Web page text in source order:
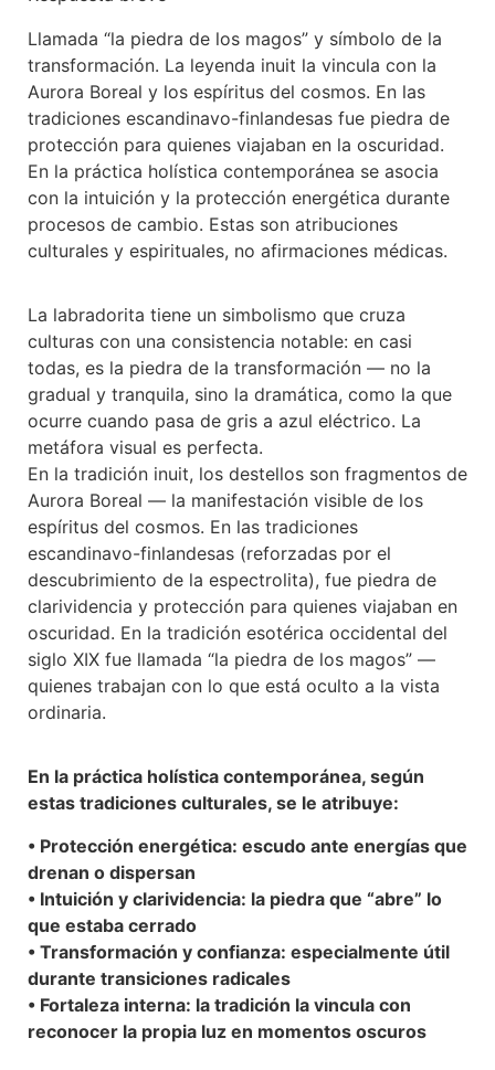
Llamada “la piedra de los magos” y símbolo de la
transformación. La leyenda inuit la vincula con la
Aurora Boreal y los espíritus del cosmos. En las
tradiciones escandinavo-finlandesas fue piedra de
protección para quienes viajaban en la oscuridad.
En la práctica holística contemporánea se asocia
con la intuición y la protección energética durante
procesos de cambio. Estas son atribuciones
culturales y espirituales, no afirmaciones médicas.
La labradorita tiene un simbolismo que cruza
culturas con una consistencia notable: en casi
todas, es la piedra de la transformación — no la
gradual y tranquila, sino la dramática, como la que
ocurre cuando pasa de gris a azul eléctrico. La
metáfora visual es perfecta.
En la tradición inuit, los destellos son fragmentos de
Aurora Boreal — la manifestación visible de los
espíritus del cosmos. En las tradiciones
escandinavo-finlandesas (reforzadas por el
descubrimiento de la espectrolita), fue piedra de
clarividencia y protección para quienes viajaban en
oscuridad. En la tradición esotérica occidental del
siglo XIX fue llamada “la piedra de los magos” —
quienes trabajan con lo que está oculto a la vista
ordinaria.
En la práctica holística contemporánea, según
estas tradiciones culturales, se le atribuye:
• Protección energética: escudo ante energías que
drenan o dispersan
• Intuición y clarividencia: la piedra que “abre” lo
que estaba cerrado
• Transformación y confianza: especialmente útil
durante transiciones radicales
• Fortaleza interna: la tradición la vincula con
reconocer la propia luz en momentos oscuros